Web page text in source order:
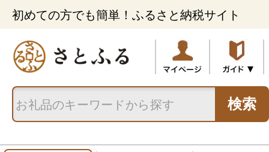
初めての方でも簡単！ふるさと納税サイト
検索